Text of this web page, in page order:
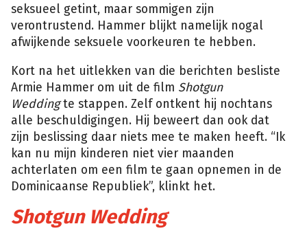
seksueel getint, maar sommigen zijn
verontrustend. Hammer blijkt namelijk nogal
afwijkende seksuele voorkeuren te hebben.
Kort na het uitlekken van die berichten besliste
Armie Hammer om uit de film Shotgun
Weddingte stappen. Zelf ontkent hij nochtans
alle beschuldigingen. Hij beweert dan ook dat
zijn beslissing daar niets mee te maken heeft. “Ik
kan nu mijn kinderen niet vier maanden
achterlaten om een film te gaan opnemen in de
Dominicaanse Republiek”, klinkt het.
Shotgun Wedding